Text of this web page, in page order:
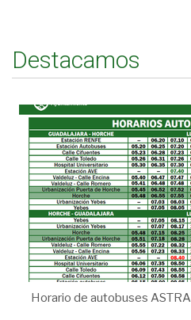
Destacamos
Horario de autobuses ASTRA